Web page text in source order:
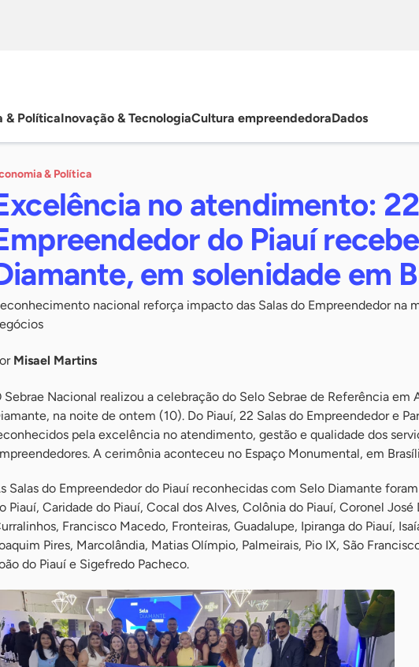
& PolíticaInovação & TecnologiaCultura empreendedoraDados
& Política
no atendimento:
do Piauí
em solenidade em
nacional reforça impacto das Salas do Empreendedor na
Misael Martins
Sebrae Nacional realizou a celebração do Selo Sebrae de Referência em
na noite de ontem (10). Do Piauí, 22 Salas do Empreendedor e
pela excelência no atendimento, gestão e qualidade dos
A cerimônia aconteceu no Espaço Monumental, em
Salas do Empreendedor do Piauí reconhecidas com Selo Diamante
Piauí, Caridade do Piauí, Cocal dos Alves, Colônia do Piauí, Coronel José
Francisco Macedo, Fronteiras, Guadalupe, Ipiranga do Piauí,
Pires, Marcolândia, Matias Olímpio, Palmeirais, Pio IX, São
do Piauí e Sigefredo Pacheco.